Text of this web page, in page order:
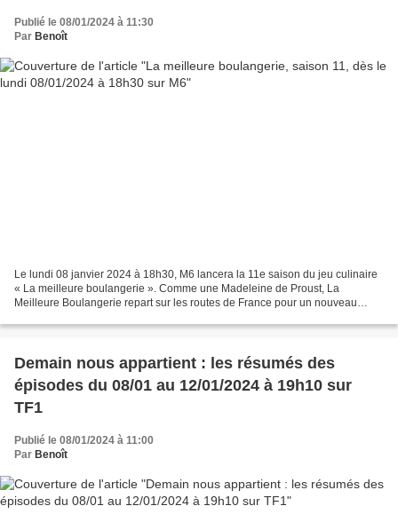
Publié le 08/01/2024 à 11:30
Par Benoît
Le lundi 08 janvier 2024 à 18h30, M6 lancera la 11e saison du jeu culinaire
« La meilleure boulangerie ». Comme une Madeleine de Proust, La
Meilleure Boulangerie repart sur les routes de France pour un nouveau
Demain nous appartient : les résumés des
épisodes du 08/01 au 12/01/2024 à 19h10 sur
TF1
Publié le 08/01/2024 à 11:00
Par Benoît